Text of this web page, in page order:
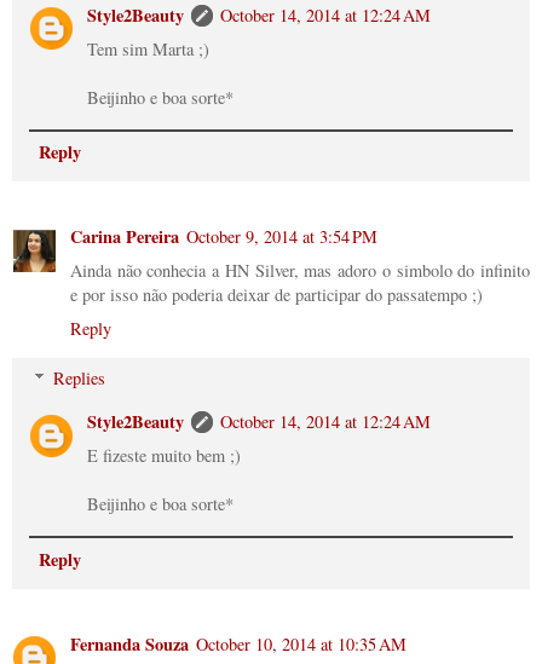
Style2Beauty
October 14, 2014 at 12:24 AM
Tem sim Marta ;)
Beijinho e boa sorte*
Reply
Carina Pereira October 9, 2014 at 3:54 PM
Ainda não conhecia a HN Silver, mas adoro o simbolo do infinito
e por isso não poderia deixar de participar do passatempo ;)
Reply
Replies
Style2Beauty
October 14, 2014 at 12:24 AM
E fizeste muito bem ;)
Beijinho e boa sorte*
Reply
Fernanda Souza October 10, 2014 at 10:35 AM